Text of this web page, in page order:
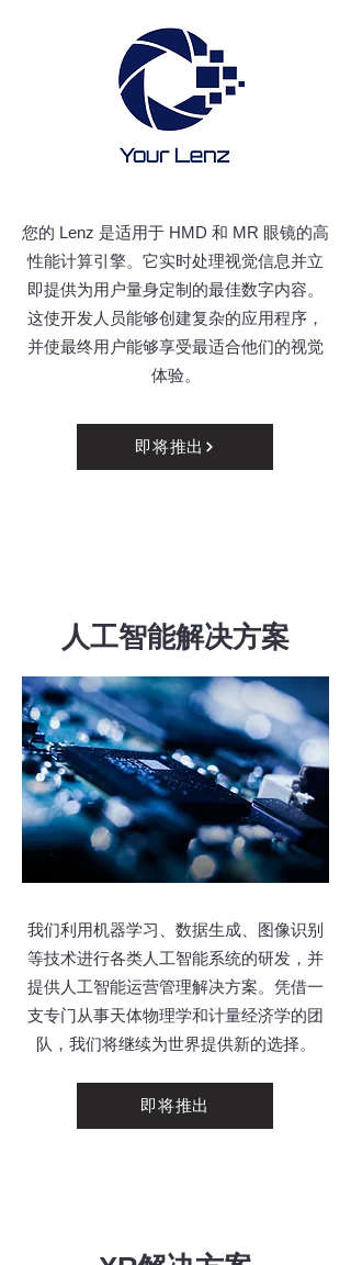
您的 Lenz 是适用于 HMD 和 MR 眼镜的高
性能计算引擎。它实时处理视觉信息并立
即提供为用户量身定制的最佳数字内容。
这使开发人员能够创建复杂的应用程序，
并使最终用户能够享受最适合他们的视觉
体验。
即将推出
人工智能解决方案
我们利用机器学习、数据生成、图像识别
等技术进行各类人工智能系统的研发，并
提供人工智能运营管理解决方案。凭借一
支专门从事天体物理学和计量经济学的团
队，我们将继续为世界提供新的选择。
即将推出